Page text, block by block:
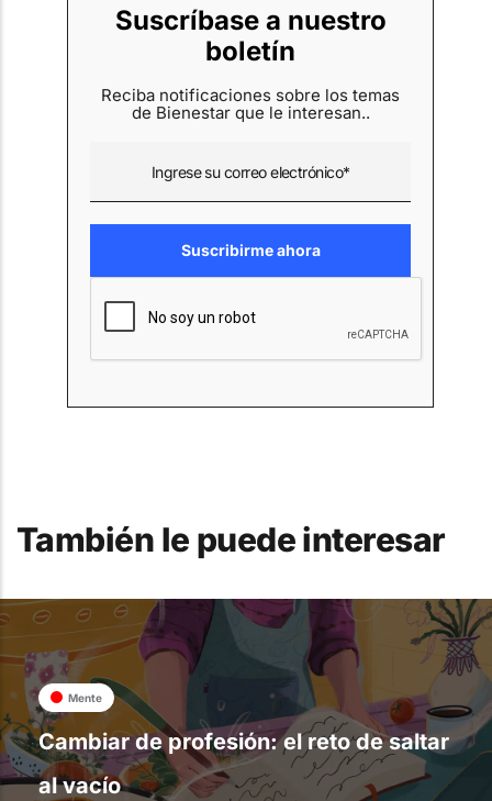
Suscríbase a nuestro
boletín
Reciba notificaciones sobre los temas
de Bienestar que le interesan..
También le puede interesar
Mente
Cambiar de profesión: el reto de saltar
al vacío